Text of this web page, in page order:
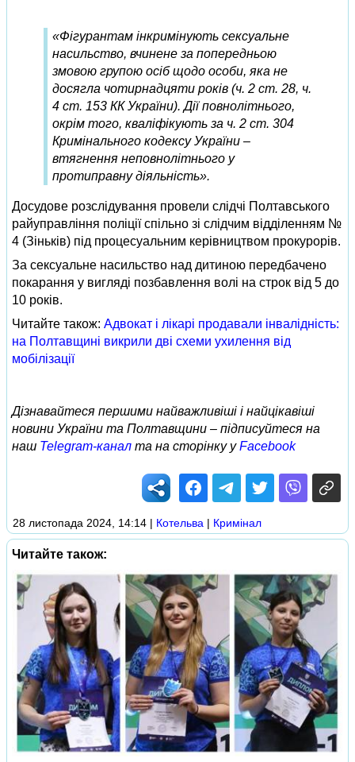
«Фігурантам інкримінують сексуальне
насильство, вчинене за попередньою
змовою групою осіб щодо особи, яка не
досягла чотирнадцяти років (ч. 2 ст. 28, ч.
4 ст. 153 КК України). Дії повнолітнього,
окрім того, кваліфікують за ч. 2 ст. 304
Кримінального кодексу України –
втягнення неповнолітнього у
протиправну діяльність».
Досудове розслідування провели слідчі Полтавського
райуправління поліції спільно зі слідчим відділенням №
4 (Зіньків) під процесуальним керівництвом прокурорів.
За сексуальне насильство над дитиною передбачено
покарання у вигляді позбавлення волі на строк від 5 до
10 років.
Читайте також: Адвокат і лікарі продавали інвалідність:
на Полтавщині викрили дві схеми ухилення від
мобілізації
Дізнавайтеся першими найважливіші і найцікавіші
новини України та Полтавщини – підписуйтеся на
наш Telegram-канал та на сторінку уFacebook
28 листопада 2024, 14:14 | Котельва | Кримінал
Читайте також: